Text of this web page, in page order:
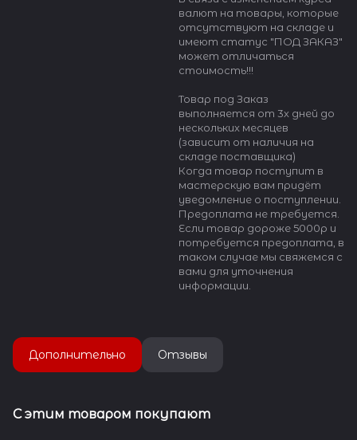
валют на товары, которые
отсутствуют на складе и
имеют статус "ПОД ЗАКАЗ"
может отличаться
стоимость!!!
Товар под Заказ
выполняется от 3х дней до
нескольких месяцев
(зависит от наличия на
складе поставщика)
Когда товар поступит в
мастерскую вам придёт
уведомление о поступлении.
Предоплата не требуется.
Если товар дороже 5000р и
потребуется предоплата, в
таком случае мы свяжемся с
вами для уточнения
информации.
Дополнительно Отзывы
С этим товаром покупают